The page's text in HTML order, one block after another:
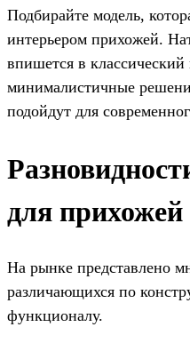
Подбирайте модель,
интерьером прихожей.
впишется в
минималистичные
подойдут для
для прихожей
На рынке представлено
различающихся по
функционалу.